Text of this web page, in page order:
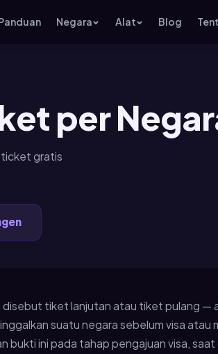
Negara Alat Blog
per
ticket gratis
tiket lanjutan atau tiket pulang —
suatu negara sebelum visa atau
bukti ini pada tahap pengajuan visa,